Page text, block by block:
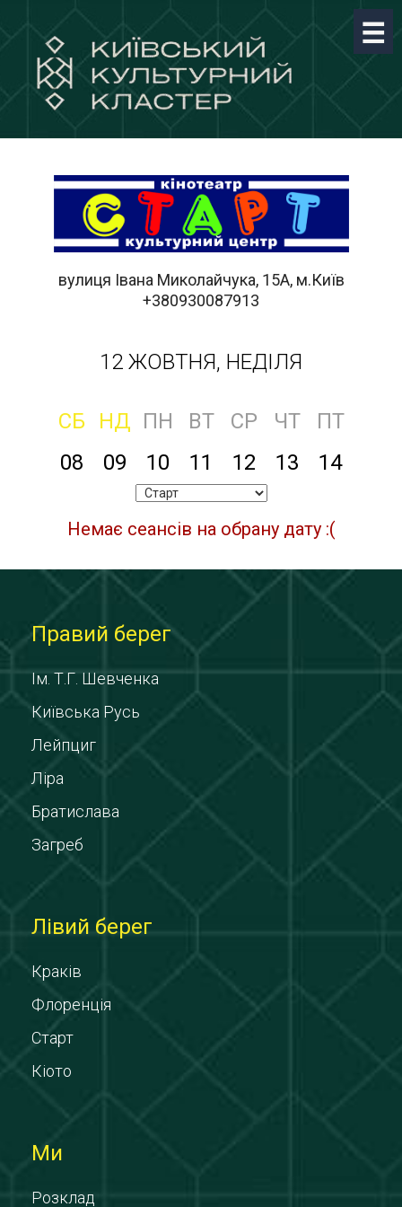
вулиця Івана Миколайчука, 15А, м.Київ
+380930087913
12 ЖОВТНЯ, НЕДІЛЯ
СБ НД ПН ВТ СР ЧТ
ПТ
08
09 10 11 12 13 14
Немає сеансів на обрану дату :(
Правий берег
Ім. Т.Г. Шевченка
Київська Русь
Лейпциг
Ліра
Братислава
Загреб
Лівий берег
Краків
Флоренція
Старт
Кіото
Ми
Розклад